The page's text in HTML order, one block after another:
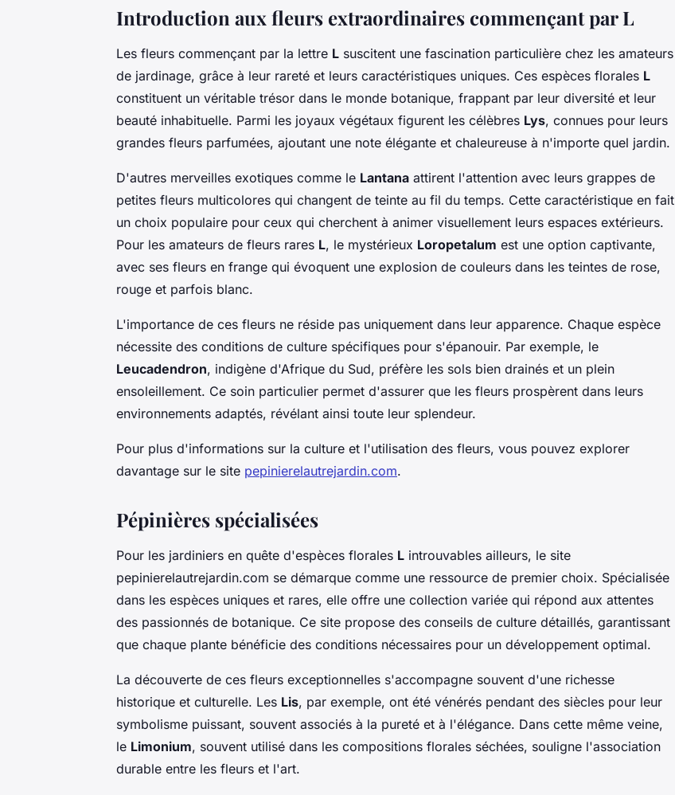
Introduction aux fleurs extraordinaires commençant par L
Les fleurs commençant par la lettre L suscitent une fascination particulière chez les amateurs
de jardinage, grâce à leur rareté et leurs caractéristiques uniques. Ces espèces florales L
constituent un véritable trésor dans le monde botanique, frappant par leur diversité et leur
beauté inhabituelle. Parmi les joyaux végétaux figurent les célèbres Lys, connues pour leurs
grandes fleurs parfumées, ajoutant une note élégante et chaleureuse à n'importe quel jardin.
D'autres merveilles exotiques comme le Lantana attirent l'attention avec leurs grappes de
petites fleurs multicolores qui changent de teinte au fil du temps. Cette caractéristique en fait
un choix populaire pour ceux qui cherchent à animer visuellement leurs espaces extérieurs.
Pour les amateurs de fleurs rares L, le mystérieux Loropetalum est une option captivante,
avec ses fleurs en frange qui évoquent une explosion de couleurs dans les teintes de rose,
rouge et parfois blanc.
L'importance de ces fleurs ne réside pas uniquement dans leur apparence. Chaque espèce
nécessite des conditions de culture spécifiques pour s'épanouir. Par exemple, le
Leucadendron, indigène d'Afrique du Sud, préfère les sols bien drainés et un plein
ensoleillement. Ce soin particulier permet d'assurer que les fleurs prospèrent dans leurs
environnements adaptés, révélant ainsi toute leur splendeur.
Pour plus d'informations sur la culture et l'utilisation des fleurs, vous pouvez explorer
davantage sur le site pepinierelautrejardin.com.
Pépinières spécialisées
Pour les jardiniers en quête d'espèces florales L introuvables ailleurs, le site
pepinierelautrejardin.com se démarque comme une ressource de premier choix. Spécialisée
dans les espèces uniques et rares, elle offre une collection variée qui répond aux attentes
des passionnés de botanique. Ce site propose des conseils de culture détaillés, garantissant
que chaque plante bénéficie des conditions nécessaires pour un développement optimal.
La découverte de ces fleurs exceptionnelles s'accompagne souvent d'une richesse
historique et culturelle. Les Lis, par exemple, ont été vénérés pendant des siècles pour leur
symbolisme puissant, souvent associés à la pureté et à l'élégance. Dans cette même veine,
le Limonium, souvent utilisé dans les compositions florales séchées, souligne l'association
durable entre les fleurs et l'art.